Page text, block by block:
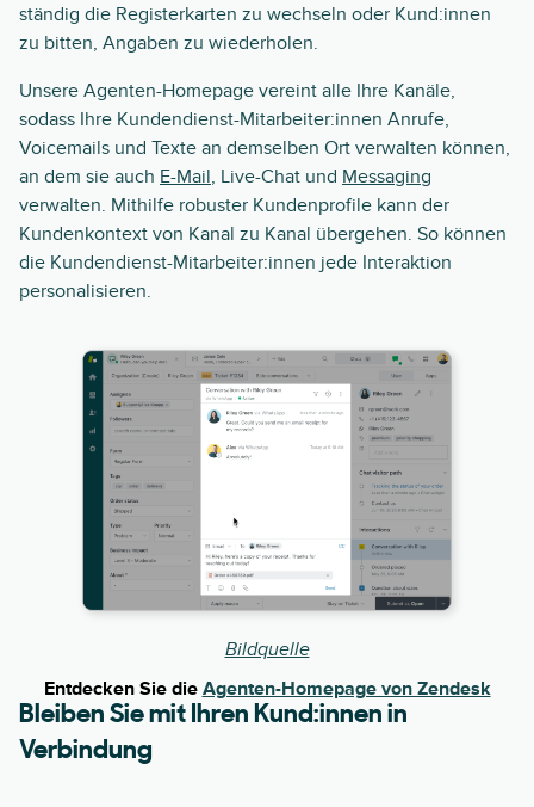
ständig die Registerkarten zu wechseln oder Kund:innen
zu bitten, Angaben zu wiederholen.
Unsere Agenten-Homepage vereint alle Ihre Kanäle,
sodass Ihre Kundendienst-Mitarbeiter:innen Anrufe,
Voicemails und Texte an demselben Ort verwalten können,
an dem sie auch E-Mail, Live-Chat und Messaging
verwalten. Mithilfe robuster Kundenprofile kann der
Kundenkontext von Kanal zu Kanal übergehen. So können
die Kundendienst-Mitarbeiter:innen jede Interaktion
personalisieren.
Bildquelle
Entdecken Sie die Agenten-Homepage von Zendesk
Bleiben Sie mit Ihren Kund:innen in
Verbindung